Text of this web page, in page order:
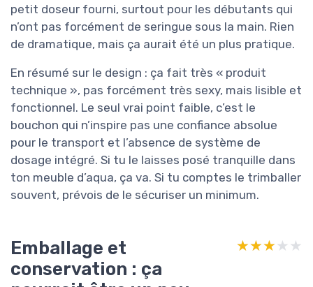
petit doseur fourni, surtout pour les débutants qui
n’ont pas forcément de seringue sous la main. Rien
de dramatique, mais ça aurait été un plus pratique.
En résumé sur le design : ça fait très « produit
technique », pas forcément très sexy, mais lisible et
fonctionnel. Le seul vrai point faible, c’est le
bouchon qui n’inspire pas une confiance absolue
pour le transport et l’absence de système de
dosage intégré. Si tu le laisses posé tranquille dans
ton meuble d’aqua, ça va. Si tu comptes le trimballer
souvent, prévois de le sécuriser un minimum.
Emballage et
conservation : ça
★★★★★
★★★★★